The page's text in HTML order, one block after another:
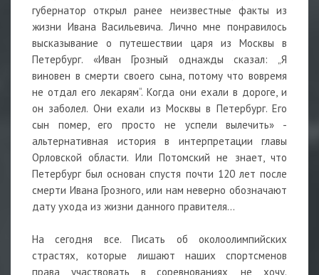
губернатор открыл ранее неизвестные факты из
жизни Ивана Васильевича. Лично мне понравилось
высказывание о путешествии царя из Москвы в
Петербург. «Иван Грозный однажды сказал: „Я
виновен в смерти своего сына, потому что вовремя
не отдал его лекарям“. Когда они ехали в дороге, и
он заболел. Они ехали из Москвы в Петербург. Его
сын помер, его просто не успели вылечить» -
альтернативная история в интерпретации главы
Орловской области. Или Потомский не знает, что
Петербург был основан спустя почти 120 лет после
смерти Ивана Грозного, или нам неверно обозначают
дату ухода из жизни данного правителя…
На сегодня все. Писать об околоолимпийских
страстях, которые лишают наших спортсменов
права участвовать в соревнованиях, не хочу.